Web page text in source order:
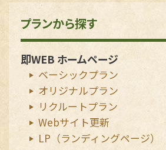
プランから探す
即WEB ホームページ
ベーシックプラン
オリジナルプラン
リクルートプラン
Webサイト更新
LP（ランディングページ）